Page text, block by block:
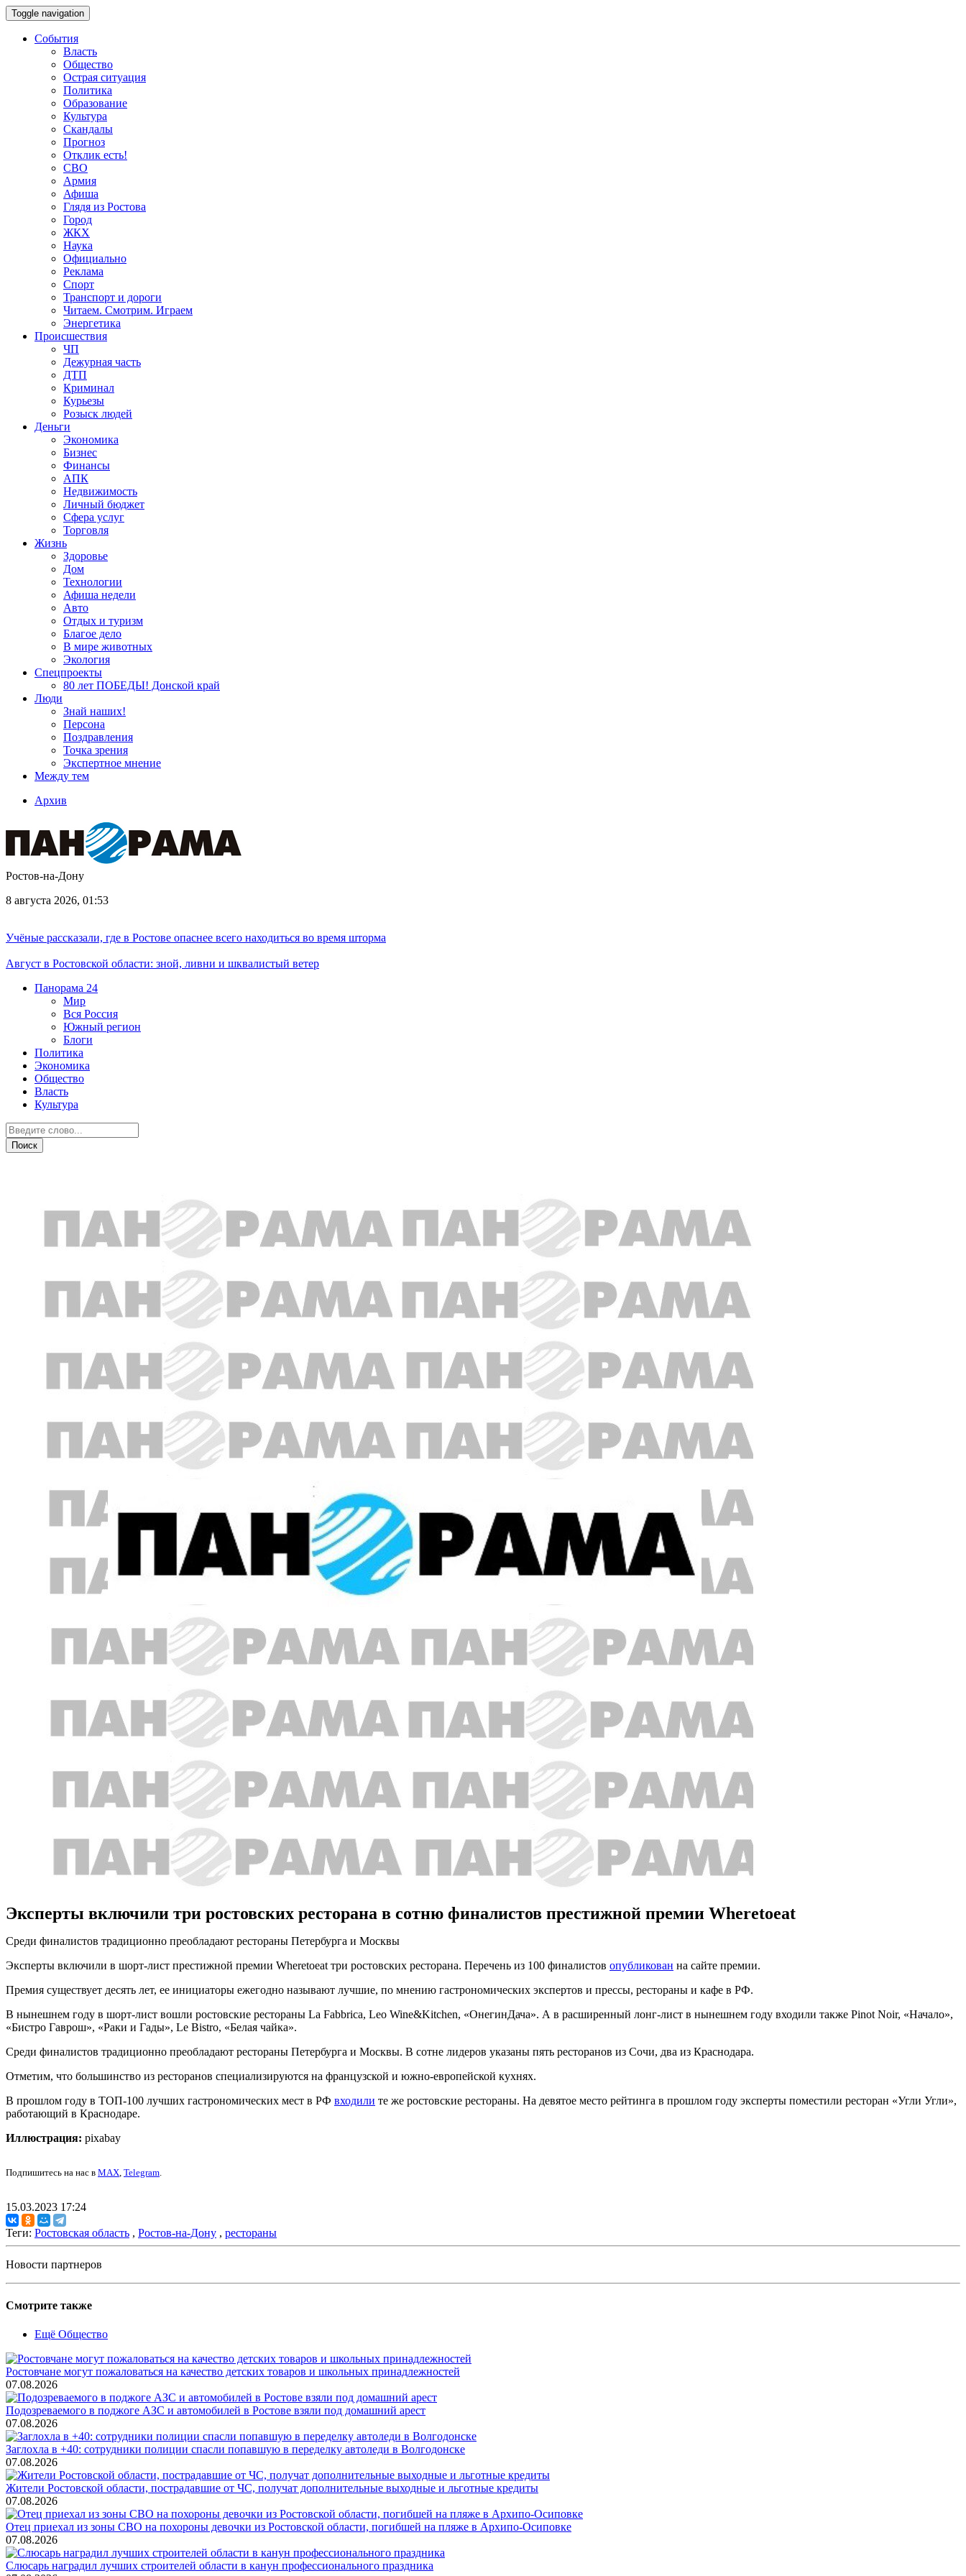
Toggle navigation
События
Власть
Общество
Острая ситуация
Политика
Образование
Культура
Скандалы
Прогноз
Отклик есть!
СВО
Армия
Афиша
Глядя из Ростова
Город
ЖКХ
Наука
Официально
Реклама
Спорт
Транспорт и дороги
Читаем. Смотрим. Играем
Энергетика
Происшествия
ЧП
Дежурная часть
ДТП
Криминал
Курьезы
Розыск людей
Деньги
Экономика
Бизнес
Финансы
АПК
Недвижимость
Личный бюджет
Сфера услуг
Торговля
Жизнь
Здоровье
Дом
Технологии
Афиша недели
Авто
Отдых и туризм
Благое дело
В мире животных
Экология
Спецпроекты
80 лет ПОБЕДЫ! Донской край
Люди
Знай наших!
Персона
Поздравления
Точка зрения
Экспертное мнение
Между тем
Архив
Ростов-на-Дону
8 августа 2026, 01:53
Учёные рассказали, где в Ростове опаснее всего находиться во время шторма
Август в Ростовской области: зной, ливни и шквалистый ветер
Панорама 24
Мир
Вся Россия
Южный регион
Блоги
Политика
Экономика
Общество
Власть
Культура
Эксперты включили три ростовских ресторана в сотню финалистов престижной премии Wheretoeat
Среди финалистов традиционно преобладают рестораны Петербурга и Москвы
Эксперты включили в шорт-лист престижной премии Wheretoeat три ростовских ресторана. Перечень из 100 финалистов опубликован на сайте премии.
Премия существует десять лет, ее инициаторы ежегодно называют лучшие, по мнению гастрономических экспертов и прессы, рестораны и кафе в РФ.
В нынешнем году в шорт-лист вошли ростовские рестораны La Fabbrica, Leo Wine&Kitchen, «ОнегинДача». А в расширенный лонг-лист в нынешнем году входили также Pinot Noir, «Начало»,
«Бистро Гаврош», «Раки и Гады», Le Bistro, «Белая чайка».
Среди финалистов традиционно преобладают рестораны Петербурга и Москвы. В сотне лидеров указаны пять ресторанов из Сочи, два из Краснодара.
Отметим, что большинство из ресторанов специализируются на французской и южно-европейской кухнях.
В прошлом году в ТОП-100 лучших гастрономических мест в РФ входили те же ростовские рестораны. На девятое место рейтинга в прошлом году эксперты поместили ресторан «Угли Угли»,
работающий в Краснодаре.
Иллюстрация: pixabay
Подпишитесь на нас в MAX, Telegram.
15.03.2023 17:24
Теги: Ростовская область , Ростов-на-Дону , рестораны
Новости партнеров
Смотрите также
Ещё Общество
Ростовчане могут пожаловаться на качество детских товаров и школьных принадлежностей
07.08.2026
Подозреваемого в поджоге АЗС и автомобилей в Ростове взяли под домашний арест
07.08.2026
Заглохла в +40: сотрудники полиции спасли попавшую в переделку автоледи в Волгодонске
07.08.2026
Жители Ростовской области, пострадавшие от ЧС, получат дополнительные выходные и льготные кредиты
07.08.2026
Отец приехал из зоны СВО на похороны девочки из Ростовской области, погибшей на пляже в Архипо-Осиповке
07.08.2026
Слюсарь наградил лучших строителей области в канун профессионального праздника